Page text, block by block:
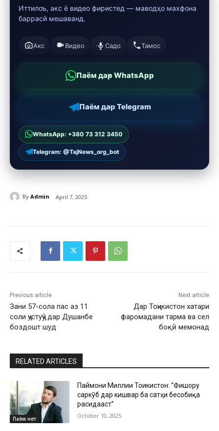
Иттилоъ, акс ё видео фиристед — маводҳо махфона
баррасӣ мешаванд.
Акс Видео Садо Тамос
Паём дар WhatsApp
Паём дар Telegram
WhatsApp: +380 73 312 3450
Telegram: @TajNews_org_bot
By Admin April 7, 2025
Previous article
Зани 57-сола пас аз 11
соли ҷустуҷӯ дар Душанбе
боздошт шуд
Next article
Дар Тоҷикистон хатари
фаромадани тарма ва сел
боқӣ мемонад
RELATED ARTICLES
Паём нет
Паймони Миллии Тоҷикистон: “Фишору
саркӯб дар кишвар ба сатҳи бесобиқа
расидааст”
October 10, 2025